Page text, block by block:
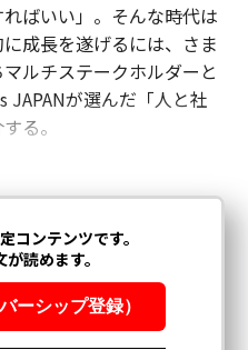
ばいい」。そんな時代は
成長を遂げるには、さま
ルチステークホルダーと
JAPANが選んだ「人と社
る。